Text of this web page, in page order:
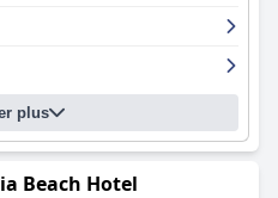
bien entretenus, confortables
une nuit de sommeil
parfait pour les voyageurs
tranquille et sereine, idéale pour
l'Alasia Boutique Hotel
offre à ses clients une
plus
Beach Hotel